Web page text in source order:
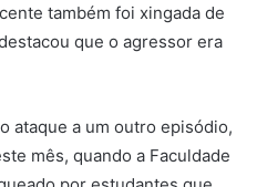
também foi xingada de
que o agressor era
ataque a um outro episódio,
mês, quando a Faculdade